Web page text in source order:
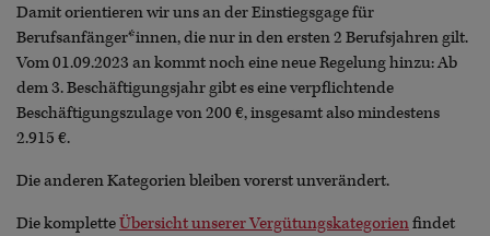
Damit orientieren wir uns an der Einstiegsgage für
Berufsanfänger*innen, die nur in den ersten 2 Berufsjahren gilt.
Vom 01.09.2023 an kommt noch eine neue Regelung hinzu: Ab
dem 3. Beschäftigungsjahr gibt es eine verpflichtende
Beschäftigungszulage von 200 €, insgesamt also mindestens
2.915 €.
Die anderen Kategorien bleiben vorerst unverändert.
Die kompletteÜbersicht unserer Vergütungskategorienfindet